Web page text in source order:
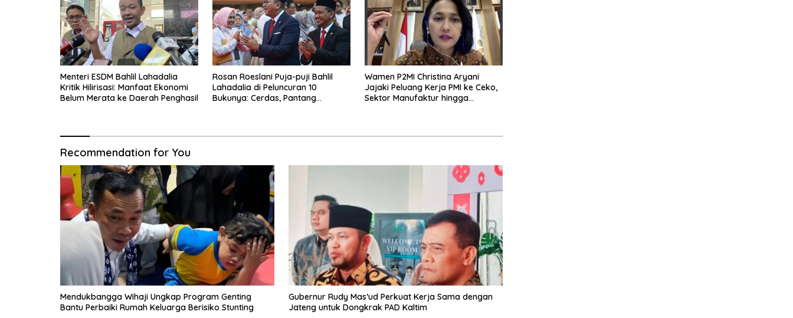
Menteri ESDM Bahlil Lahadalia
Kritik Hilirisasi: Manfaat Ekonomi
Belum Merata ke Daerah Penghasil
Rosan Roeslani Puja-puji Bahlil
Lahadalia di Peluncuran 10
Bukunya: Cerdas, Pantang
Wamen P2MI Christina Aryani
Jajaki Peluang Kerja PMI ke Ceko,
Sektor Manufaktur hingga
Recommendation for You
Mendukbangga Wihaji Ungkap Program Genting
Bantu Perbaiki Rumah Keluarga Berisiko Stunting
Gubernur Rudy Mas’ud Perkuat Kerja Sama dengan
Jateng untuk Dongkrak PAD Kaltim